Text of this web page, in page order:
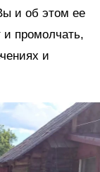
и об этом ее
промолчать,
и